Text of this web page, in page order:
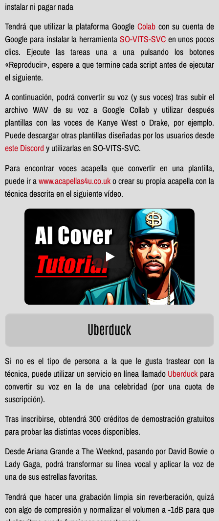
instalar ni pagar nada
Tendrá que utilizar la plataforma Google Colabcon su cuenta de
Google para instalar la herramienta SO-VITS-SVCen unos pocos
clics. Ejecute las tareas una a una pulsando los botones
«Reproducir», espere a que termine cada script antes de ejecutar
el siguiente.
A continuación, podrá convertir su voz (y sus voces) tras subir el
archivo WAV de su voz a Google Collab y utilizar después
plantillas con las voces de Kanye West o Drake, por ejemplo.
Puede descargar otras plantillas diseñadas por los usuarios desde
este Discord y utilizarlas en SO-VITS-SVC.
Para encontrar voces acapella que convertir en una plantilla,
puede ir awww.acapellas4u.co.uko crear su propia acapella con la
técnica descrita en el siguiente vídeo.
Uberduck
Si no es el tipo de persona a la que le gusta trastear con la
técnica, puede utilizar un servicio en línea llamado Uberduck para
convertir su voz en la de una celebridad (por una cuota de
suscripción).
Tras inscribirse, obtendrá 300 créditos de demostración gratuitos
para probar las distintas voces disponibles.
Desde Ariana Grande a The Weeknd, pasando por David Bowie o
Lady Gaga, podrá transformar su línea vocal y aplicar la voz de
una de sus estrellas favoritas.
Tendrá que hacer una grabación limpia sin reverberación, quizá
con algo de compresión y normalizar el volumen a -1dB para que